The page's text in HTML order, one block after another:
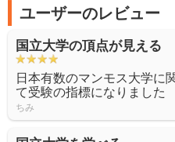
ユーザーのレビュー
国立大学の頂点が見える
日本有数のマンモス大学に
て受験の指標になりました
ちみ